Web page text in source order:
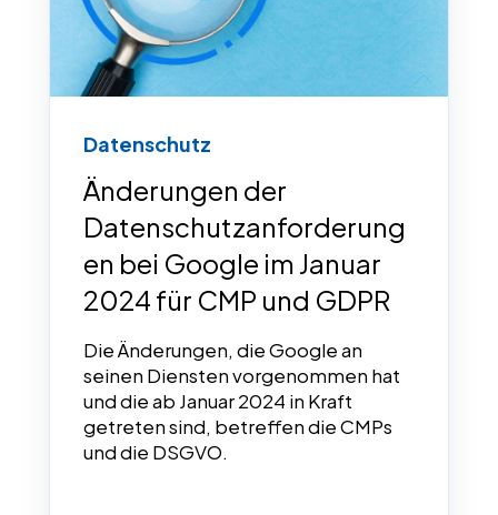
Datenschutz
Änderungen der
Datenschutzanforderung
en bei Google im Januar
2024 für CMP und GDPR
Die Änderungen, die Google an
seinen Diensten vorgenommen hat
und die ab Januar 2024 in Kraft
getreten sind, betreffen die CMPs
und die DSGVO.